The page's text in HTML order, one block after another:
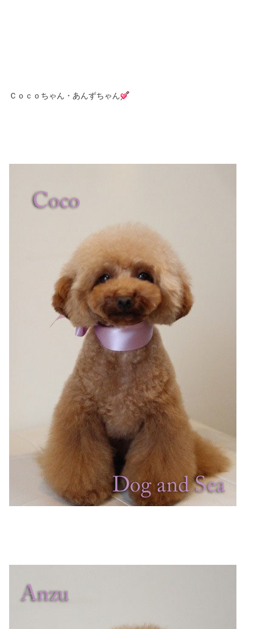
Ｃｏｃｏちゃん・あんずちゃん